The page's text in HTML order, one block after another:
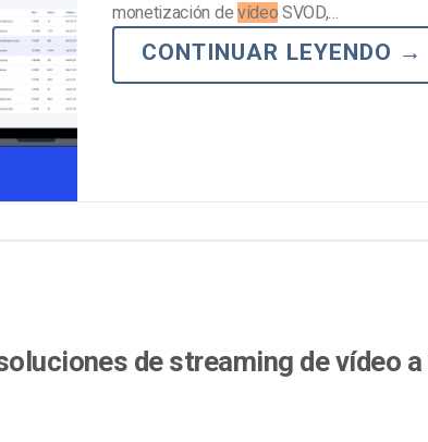
Marketing de Video
Emisoras de Radio y Televisión
monetización de vídeo SVOD,…
CONTINUAR LEYENDO →
de streaming de vídeo